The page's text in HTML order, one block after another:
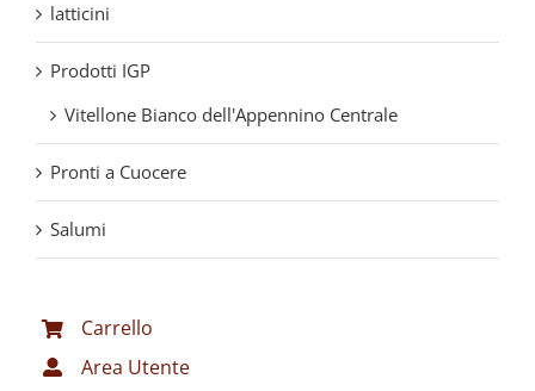
latticini
Prodotti IGP
Vitellone Bianco dell'Appennino Centrale
Pronti a Cuocere
Salumi
Carrello
Area Utente